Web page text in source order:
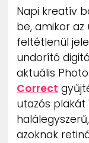
Napi kreatív
be, amikor
feltétlenül
undorító
aktuális
Correct
utazós plakát
azoknak